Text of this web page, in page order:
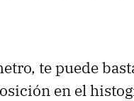
te puede
en el